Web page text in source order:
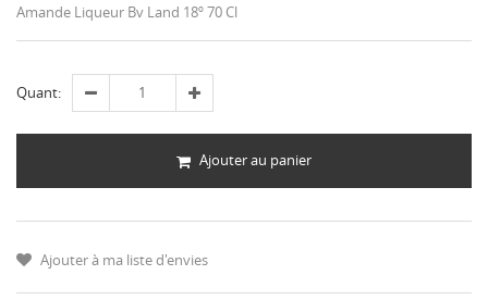
Amande Liqueur Bv Land 18º 70 Cl
Quant:
Ajouter au panier
Ajouter à ma liste d'envies